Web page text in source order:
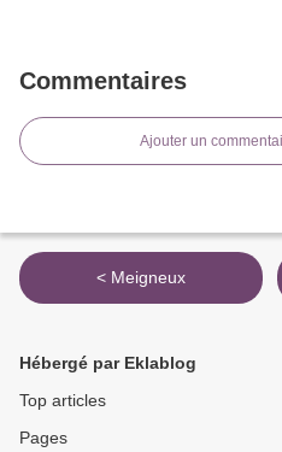
Commentaires
Ajouter un
< Meigneux
Hébergé par Eklablog
Top articles
Pages